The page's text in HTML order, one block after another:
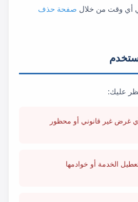
أي وقت من خلال صفحة حذف
عليك:
غرض غير قانوني أو محظور
الخدمة أو خوادمها